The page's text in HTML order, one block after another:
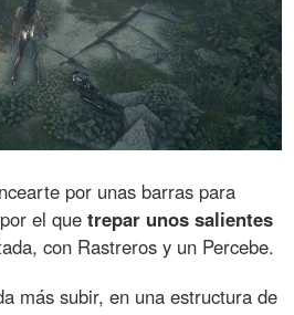
por unas barras para
el quetrepar unos salientes
con Rastreros y un Percebe.
más subir, en una estructura de